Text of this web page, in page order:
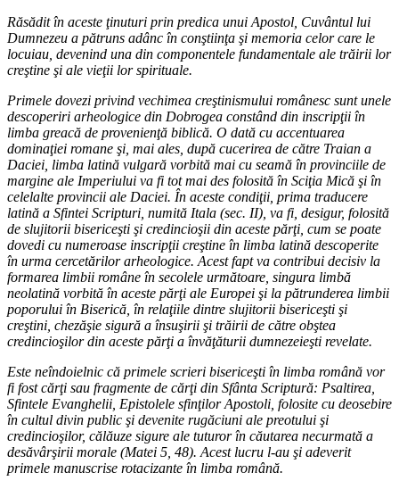
Răsădit în aceste ţinuturi prin predica unui Apostol, Cuvântul lui
Dumnezeu a pătruns adânc în conştiinţa şi memoria celor care le
locuiau, devenind una din componentele fundamentale ale trăirii lor
creştine şi ale vieţii lor spirituale.
Primele dovezi privind vechimea creştinismului românesc sunt unele
descoperiri arheologice din Dobrogea constând din inscripţii în
limba greacă de provenienţă biblică. O dată cu accentuarea
dominaţiei romane şi, mai ales, după cucerirea de către Traian a
Daciei, limba latină vulgară vorbită mai cu seamă în provinciile de
margine ale Imperiului va fi tot mai des folosită în Sciţia Mică şi în
celelalte provincii ale Daciei. În aceste condiţii, prima traducere
latină a Sfintei Scripturi, numită Itala (sec. II), va fi, desigur, folosită
de slujitorii bisericeşti şi credincioşii din aceste părţi, cum se poate
dovedi cu numeroase inscripţii creştine în limba latină descoperite
în urma cercetărilor arheologice. Acest fapt va contribui decisiv la
formarea limbii române în secolele următoare, singura limbă
neolatină vorbită în aceste părţi ale Europei şi la pătrunderea limbii
poporului în Biserică, în relaţiile dintre slujitorii bisericeşti şi
creştini, chezăşie sigură a însuşirii şi trăirii de către obştea
credincioşilor din aceste părţi a învăţăturii dumnezeieşti revelate.
Este neîndoielnic că primele scrieri bisericeşti în limba română vor
fi fost cărţi sau fragmente de cărţi din Sfânta Scriptură: Psaltirea,
Sfintele Evanghelii, Epistolele sfinţilor Apostoli, folosite cu deosebire
în cultul divin public şi devenite rugăciuni ale preotului şi
credincioşilor, călăuze sigure ale tuturor în căutarea necurmată a
desăvârşirii morale (Matei 5, 48). Acest lucru l-au şi adeverit
primele manuscrise rotacizante în limba română.